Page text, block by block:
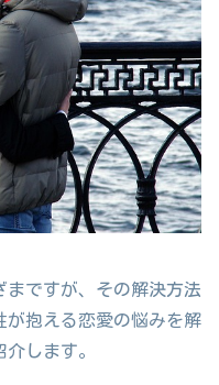
まですが、その解決方法
が抱える恋愛の悩みを解
します。